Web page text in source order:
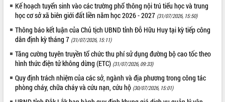
Kế hoạch tuyển sinh vào các trường phổ thông nội trú tiểu học và trung
học cơ sở xã biên giới đất liền năm học 2026 - 2027 (31/07/2026, 15:50)
Thông báo kết luận của Chủ tịch UBND tỉnh Đỗ Hữu Huy tại kỳ tiếp công
dân định kỳ tháng 7 (31/07/2026, 15:11)
Tăng cường tuyên truyền tổ chức thu phí sử dụng đường bộ cao tốc theo
hình thức điện tử không dừng (ETC) (31/07/2026, 09:33)
Quy định trách nhiệm của các sở, ngành và địa phương trong công tác
phòng cháy, chữa cháy và cứu nạn, cứu hộ (30/07/2026, 15:01)